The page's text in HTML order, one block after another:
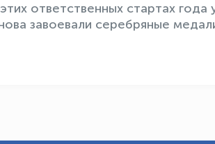
ответственных стартах года
завоевали серебряные